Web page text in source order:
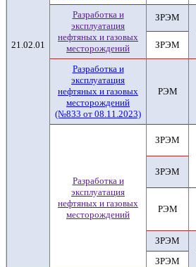
21.02.01
Разработка и
эксплуатация
нефтяных и газовых
месторождений
ЗРЭМ
ЗРЭМ
Разработка и
эксплуатация
нефтяных и газовых
месторождений
(№833 от 08.11.2023)
РЭМ
Разработка и
эксплуатация
нефтяных и газовых
месторождений
ЗРЭМ
ЗРЭМ
РЭМ
ЗРЭМ
ЗРЭМ